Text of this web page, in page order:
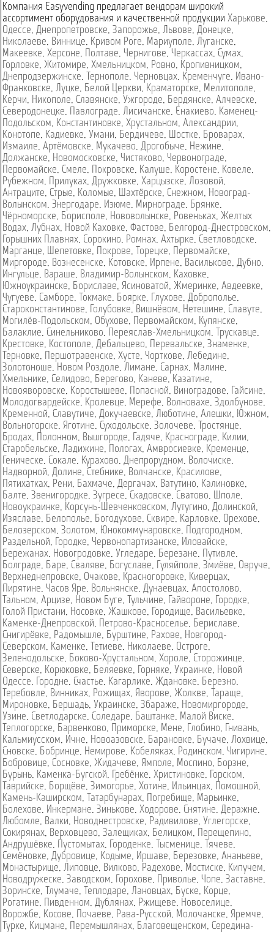
Компания Easyvending предлагает вендорам широкий
ассортимент оборудования и качественной продукции Харькове,
Одессе, Днепропетровске, Запорожье, Львове, Донецке,
Николаеве, Виннице, Кривом Роге, Мариуполе, Луганске,
Макеевке, Херсоне, Полтаве, Чернигове, Черкассах, Сумах,
Горловке, Житомире, Хмельницком, Ровно, Кропивницком,
Днепродзержинске, Тернополе, Черновцах, Кременчуге, Ивано-
Франковске, Луцке, Белой Церкви, Краматорске, Мелитополе,
Керчи, Никополе, Славянске, Ужгороде, Бердянске, Алчевске,
Северодонецке, Павлограде, Лисичанске, Енакиево, Каменец-
Подольском, Константиновке, Хрустальном, Александрии,
Конотопе, Кадиевке, Умани, Бердичеве, Шостке, Броварах,
Измаиле, Артёмовске, Мукачево, Дрогобыче, Нежине,
Должанске, Новомосковске, Чистяково, Червонограде,
Первомайске, Смеле, Покровске, Калуше, Коростене, Ковеле,
Рубежном, Прилуках, Дружковке, Харцызске, Лозовой,
Антраците, Стрые, Коломые, Шахтёрске, Снежном, Новоград-
Волынском, Энергодаре, Изюме, Мирнограде, Брянке,
Чёрноморске, Борисполе, Нововолынске, Ровеньках, Желтых
Водах, Лубнах, Новой Каховке, Фастове, Белгород-Днестровском,
Горышних Плавнях, Сорокино, Ромнах, Ахтырке, Светловодске,
Марганце, Шепетовке, Покрове, Торецке, Первомайске,
Миргороде, Вознесенске, Котовске, Ирпене, Василькове, Дубно,
Ингульце, Вараше, Владимир-Волынском, Каховке,
Южноукраинске, Бориславе, Ясиноватой, Жмеринке, Авдеевке,
Чугуеве, Самборе, Токмаке, Боярке, Глухове, Доброполье,
Староконстантинове, Голубовке, Вишнёвом, Нетешине, Славуте,
Могилёв-Подольском, Обухове, Первомайском, Купянске,
Балаклие, Синельниково, Переяслав-Хмельницком, Трускавце,
Крестовке, Костополе, Дебальцево, Перевальске, Знаменке,
Терновке, Першотравенске, Хусте, Чорткове, Лебедине,
Золотоноше, Новом Роздоле, Лимане, Сарнах, Малине,
Хмельнике, Селидово, Берегово, Каневе, Казатине,
Новояворовске, Коростышеве, Попасной, Виноградове, Гайсине,
Молодогвардейске, Кролевце, Мерефе, Волновахе, Здолбунове,
Кременной, Славутиче, Докучаевске, Люботине, Алешки, Южном,
Вольногорске, Яготине, Суходольске, Золочеве, Тростянце,
Бродах, Полонном, Вышгороде, Гадяче, Краснограде, Килии,
Старобельске, Ладижине, Пологах, Амвросиевке, Кременце,
Геническе, Сокале, Курахово, Днепрорудном, Волочиске,
Надворной, Долине, Стебнике, Волчанске, Красилове,
Пятихатках, Рени, Бахмаче, Дергачах, Ватутино, Калиновке,
Балте, Звенигородке, Зугресе, Скадовске, Сватово, Шполе,
Новоукраинке, Корсунь-Шевченковском, Лутугино, Долинской,
Изяславе, Белополье, Богодухове, Сквире, Карловке, Орехове,
Белозерском, Золотом, Юнокоммунаровске, Подгородном,
Раздельной, Городке, Червонопартизанске, Иловайске,
Бережанах, Новогродовке, Угледаре, Березане, Путивле,
Болграде, Баре, Сваляве, Богуславе, Гуляйполе, Змиёве, Овруче,
Верхнеднепровске, Очакове, Красногоровке, Киверцах,
Пирятине, Часов Яре, Вольнянске, Дунаевцах, Апостолово,
Тальном, Арцизе, Новом Буге, Тульчине, Гайвороне, Городке,
Голой Пристани, Носовке, Жашкове, Городище, Васильевке,
Каменке-Днепровской, Петрово-Красноселье, Бериславе,
Снигирёвке, Радомышле, Бурштине, Рахове, Новгород-
Северском, Каменке, Тетиеве, Николаеве, Остроге,
Зеленодольске, Боково-Хрустальном, Хороле, Сторожинце,
Северске, Корюковке, Беляевке, Горняке, Украинке, Новой
Одессе, Городне, Счастье, Кагарлике, Ждановке, Березно,
Теребовле, Винниках, Рожищах, Яворове, Жолкве, Тараще,
Мироновке, Бершадь, Украинске, Збараже, Новомиргороде,
Узине, Светлодарске, Соледаре, Баштанке, Малой Виске,
Теплогорске, Барвенково, Приморске, Мене, Глобино, Гнивань,
Кальмиусском, Ичне, Новоазовске, Барановке, Бучаче, Лохвице,
Сновске, Бобринце, Немирове, Кобеляках, Родинском, Чигирине,
Бобровице, Сосновке, Жидачеве, Ямполе, Моспино, Борзне,
Бурынь, Каменка-Бугской, Гребёнке, Христиновке, Горском,
Таврийске, Борщёве, Зимогорье, Хотине, Ильинцах, Помошной,
Камень-Каширском, Татарбунарах, Погребище, Марьинке,
Болехове, Инкермане, Зинькове, Ходорове, Снятине, Деражне,
Любомле, Валки, Новоднестровске, Радивилове, Углегорске,
Сокирянах, Верховцево, Залещиках, Белицком, Перещепино,
Андрушёвке, Пустомытах, Городенке, Тысменице, Тячеве,
Семёновке, Дубровице, Кодыме, Иршаве, Березовке, Ананьеве,
Монастырище, Липовце, Вилково, Радехове, Мостиске, Кипучем,
Новодружеске, Заводском, Горохове, Приволье, Чопе, Заставне,
Зоринске, Тлумаче, Теплодаре, Лановцах, Буске, Корце,
Рогатине, Пивденном, Дублянах, Ржищеве, Новоселице,
Ворожбе, Косове, Почаеве, Рава-Русской, Молочанске, Яремче,
Турке, Кицмане, Перемышлянах, Благовещенском, Середина-